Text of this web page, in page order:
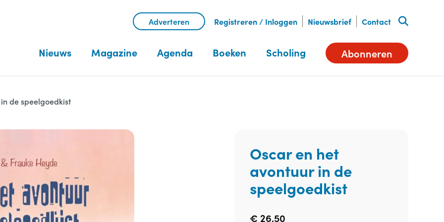
Adverteren Registreren / Inloggen Nieuwsbrief Contact
Nieuws Magazine Agenda Boeken Scholing Abonneren
de speelgoedkist
Oscar en het
avontuur in de
speelgoedkist
€ 26,50